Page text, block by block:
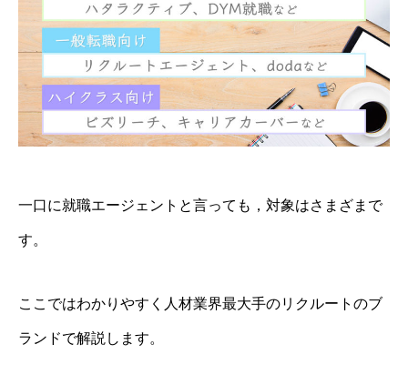
一口に就職エージェントと言っても，対象はさまざまで
す。
ここではわかりやすく人材業界最大手のリクルートのブ
ランドで解説します。